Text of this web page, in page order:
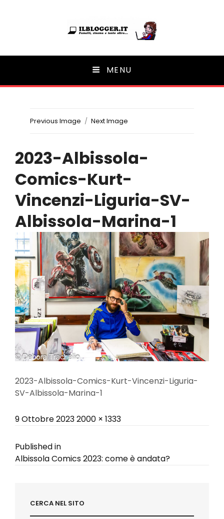
Ilblogger.it
Il portalino di blog | MENU
Previous Image Next Image
2023-Albissola-
Comics-Kurt-
Vincenzi-Liguria-SV-
Albissola-Marina-1
2023-Albissola-Comics-Kurt-Vincenzi-Liguria-
SV-Albissola-Marina-1
Posted
9 Ottobre 2023Full
2000 × 1333
Navigazione
Published in
Albissola Comics 2023: come è andata?
CERCA NEL SITO